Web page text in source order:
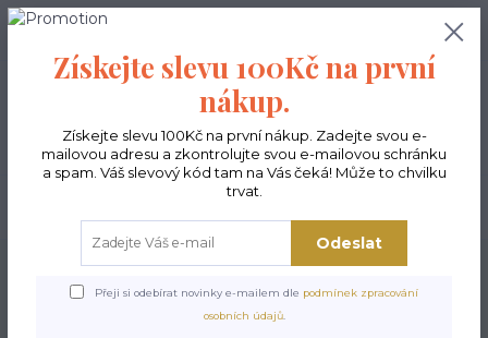
0,00 Kč
Úvod Doplňky Obal na bryle - Pexeso
Obal na bryle - Pexeso
Získejte slevu 100Kč na první
nákup.
Získejte slevu 100Kč na první nákup. Zadejte svou e-
mailovou adresu a zkontrolujte svou e-mailovou schránku
a spam. Váš slevový kód tam na Vás čeká! Může to chvilku
trvat.
Odeslat
Přeji si odebírat novinky e-mailem dle podmínek zpracování
osobních údajů.